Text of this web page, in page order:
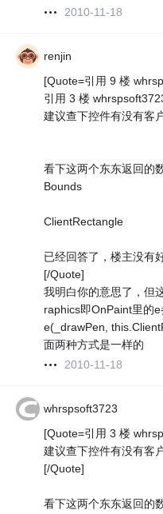
2010-11-18
renjin
[Quote=引用 9 楼
引用 3 楼
建议查下控件有没有客
看下这两个东东返回的
Bounds
ClientRectangle
已经回答了，楼主没有
[/Quote]
我明白你的意思了，但
raphics即OnPaint里的
e(_drawPen,
面两种方式是一样的
2010-11-18
whrspsoft3723
[Quote=引用 3 楼
建议查下控件有没有客
[/Quote]
看下这两个东东返回的